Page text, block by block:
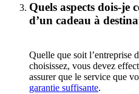
Quels aspects dois-je
d’un cadeau à
Quelle que soit l’entreprise
choisissez, vous devez
assurer que le service que
garantie suffisante.